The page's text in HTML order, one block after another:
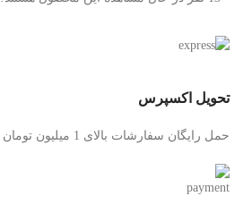
تحویل اکسپرس
حمل رایگان سفارشات بالای 1 میلیون تومان